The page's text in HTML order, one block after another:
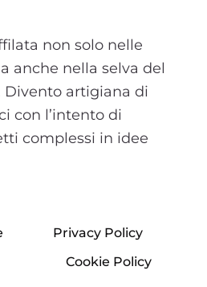
non solo nelle
anche nella selva del
artigiana di
con l’intento di
complessi in idee
Privacy Policy
Cookie Policy